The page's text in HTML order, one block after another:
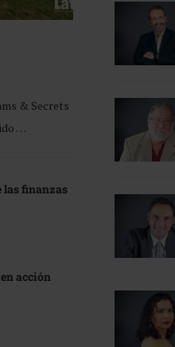
& Secrets
…
las finanzas
acción